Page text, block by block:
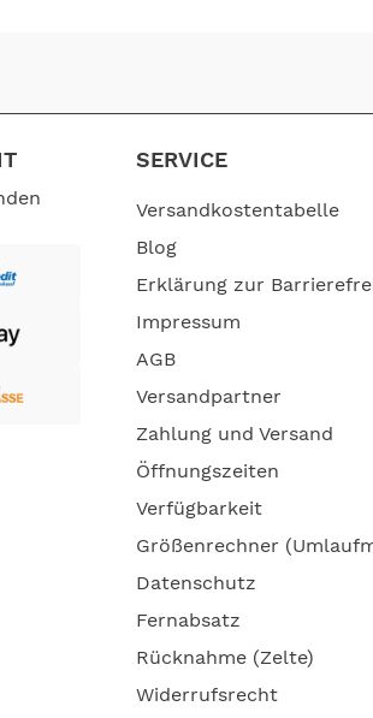
SERVICE
Versandkostentabelle
Blog
Erklärung zur
Impressum
AGB
Versandpartner
Zahlung und Versand
Öffnungszeiten
Verfügbarkeit
Größenrechner
Datenschutz
Fernabsatz
Rücknahme (Zelte)
Widerrufsrecht